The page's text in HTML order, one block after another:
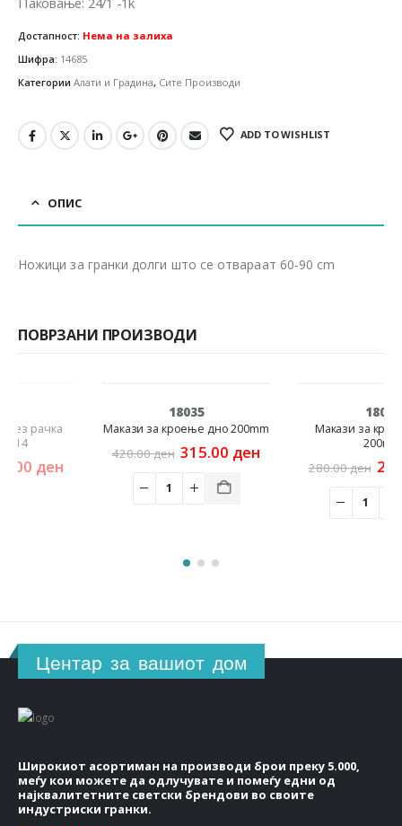
Достапност: Нема на залиха
Шифра: 14685
Категории Алати и Градина, Сите Производи
ADD TO WISHLIST
ОПИС
Ножици за гранки долги што се отвараат 60-90 cm
ПОВРЗАНИ ПРОИЗВОДИ
Макази за кроење дно 200mm
Original
420.00 ден.
315.00ден Current
is:
315.00 ден.
Макази за кроење криви
Original
280.00 ден.
224.00ден
is:
Центар за вашиот дом
Широкиот асортиман на производи брои преку 5.000,
меѓу кои можете да одлучувате и помеѓу едни од
најквалитетните светски брендови во своите
индустриски гранки.